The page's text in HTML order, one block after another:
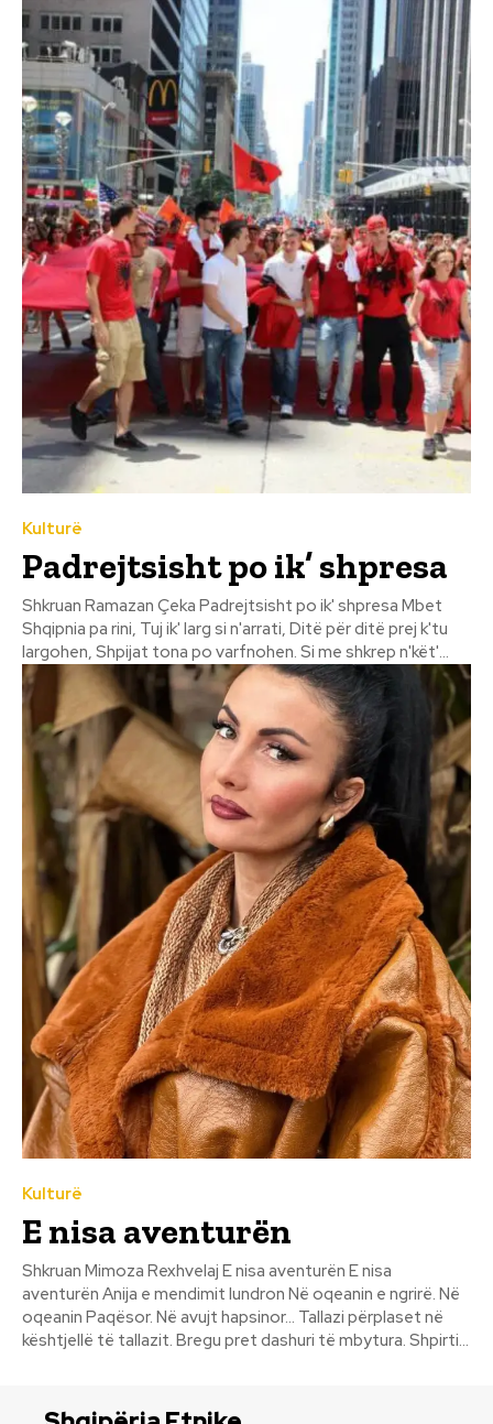
Kulturë
Padrejtsisht po ik’ shpresa
Shkruan Ramazan Çeka Padrejtsisht po ik' shpresa Mbet
Shqipnia pa rini, Tuj ik' larg si n'arrati, Ditë për ditë prej k'tu
largohen, Shpijat tona po varfnohen. Si me shkrep n'kët'...
Kulturë
E nisa aventurën
Shkruan Mimoza Rexhvelaj E nisa aventurën E nisa
aventurën Anija e mendimit lundron Në oqeanin e ngrirë. Në
oqeanin Paqësor. Në avujt hapsinor... Tallazi përplaset në
kështjellë të tallazit. Bregu pret dashuri të mbytura. Shpirti...